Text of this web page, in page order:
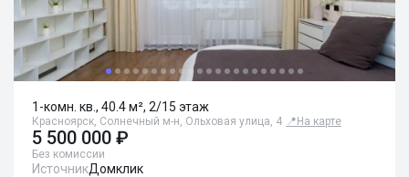
1-комн. кв., 40.4 м², 2/15 этаж
Красноярск, Солнечный м-н, Ольховая улица, 4 📍 На карте
5 500 000 ₽
Без комиссии
ИсточникДомклик